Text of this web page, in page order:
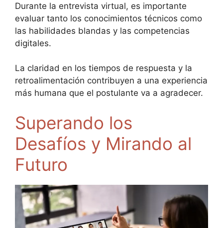
Durante la entrevista virtual, es importante
evaluar tanto los conocimientos técnicos como
las habilidades blandas y las competencias
digitales.
La claridad en los tiempos de respuesta y la
retroalimentación contribuyen a una experiencia
más humana que el postulante va a agradecer.
Superando los
Desafíos y Mirando al
Futuro